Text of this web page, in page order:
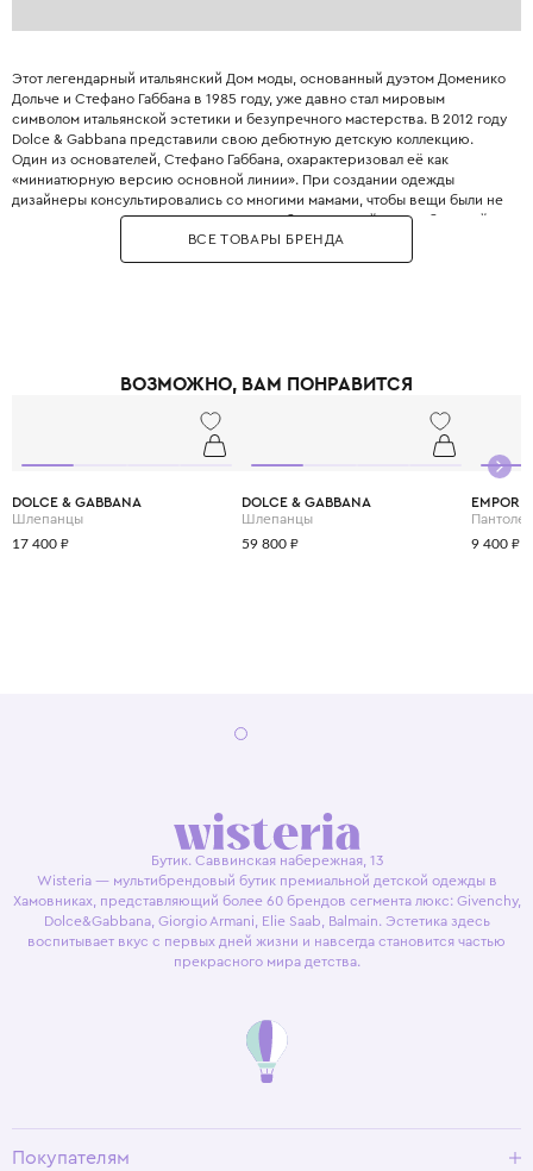
Этот легендарный итальянский Дом моды, основанный дуэтом Доменико
Дольче и Стефано Габбана в 1985 году, уже давно стал мировым
символом итальянской эстетики и безупречного мастерства. В 2012 году
Dolce & Gabbana представили свою дебютную детскую коллекцию.
Один из основателей, Стефано Габбана, охарактеризовал её как
«миниатюрную версию основной линии». При создании одежды
дизайнеры консультировались со многими мамами, чтобы вещи были не
только стильными, но и максимально удобными. Дизайнеры с большой
любовью и вниманием перенесли в детский гардероб все коды
взрослой моды: яркие цветочные принты, благородное кружево,
а главное - сделать его детство по-настоящему незабываемым и
ВСЕ ТОВАРЫ БРЕНДА
ВОЗМОЖНО, ВАМ ПОНРАВИТСЯ
DOLCE & GABBANA
Шлепанцы
17 400 ₽
DOLCE & GABBANA
Шлепанцы
59 800 ₽ 9 400 ₽
Бутик. Саввинская набережная, 13
Wisteria — мультибрендовый бутик премиальной детской одежды в
Хамовниках, представляющий более 60 брендов сегмента люкс: Givenchy,
Dolce&Gabbana, Giorgio Armani, Elie Saab, Balmain. Эстетика здесь
воспитывает вкус с первых дней жизни и навсегда становится частью
прекрасного мира детства.
Покупателям